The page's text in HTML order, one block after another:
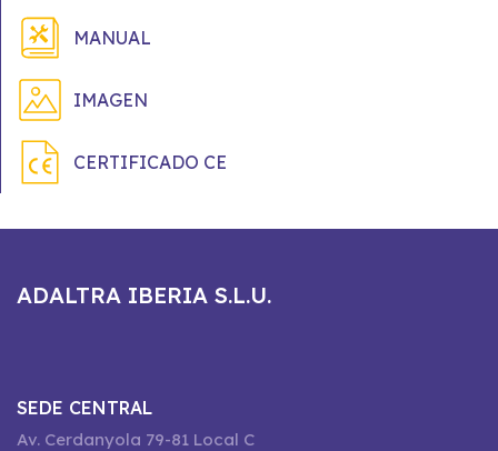
MANUAL
IMAGEN
CERTIFICADO CE
ADALTRA IBERIA S.L.U.
SEDE CENTRAL
Av. Cerdanyola 79-81 Local C